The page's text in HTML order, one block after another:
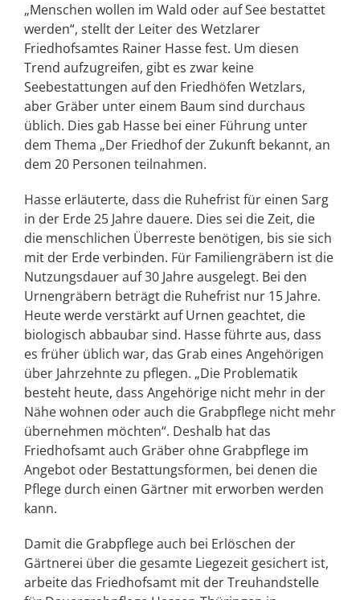
„Menschen wollen im Wald oder auf See bestattet
werden“, stellt der Leiter des Wetzlarer
Friedhofsamtes Rainer Hasse fest. Um diesen
Trend aufzugreifen, gibt es zwar keine
Seebestattungen auf den Friedhöfen Wetzlars,
aber Gräber unter einem Baum sind durchaus
üblich. Dies gab Hasse bei einer Führung unter
dem Thema „Der Friedhof der Zukunft bekannt, an
dem 20 Personen teilnahmen.
Hasse erläuterte, dass die Ruhefrist für einen Sarg
in der Erde 25 Jahre dauere. Dies sei die Zeit, die
die menschlichen Überreste benötigen, bis sie sich
mit der Erde verbinden. Für Familiengräbern ist die
Nutzungsdauer auf 30 Jahre ausgelegt. Bei den
Urnengräbern beträgt die Ruhefrist nur 15 Jahre.
Heute werde verstärkt auf Urnen geachtet, die
biologisch abbaubar sind. Hasse führte aus, dass
es früher üblich war, das Grab eines Angehörigen
über Jahrzehnte zu pflegen. „Die Problematik
besteht heute, dass Angehörige nicht mehr in der
Nähe wohnen oder auch die Grabpflege nicht mehr
übernehmen möchten“. Deshalb hat das
Friedhofsamt auch Gräber ohne Grabpflege im
Angebot oder Bestattungsformen, bei denen die
Pflege durch einen Gärtner mit erworben werden
kann.
Damit die Grabpflege auch bei Erlöschen der
Gärtnerei über die gesamte Liegezeit gesichert ist,
arbeite das Friedhofsamt mit der Treuhandstelle